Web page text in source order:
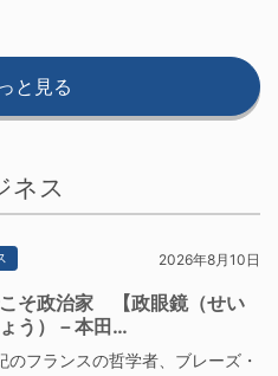
と見る
ネス
2026年8月10日
そ政治家 【政眼鏡（せい
う）－本田…
フランスの哲学者、ブレーズ・